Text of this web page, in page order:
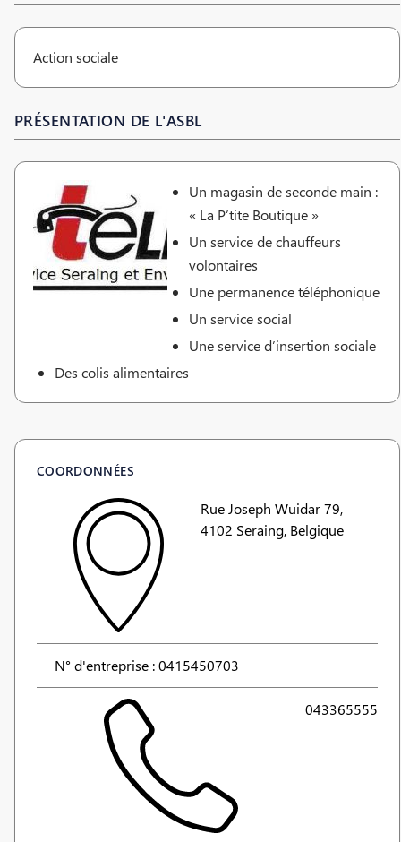
Action sociale
PRÉSENTATION DE L'ASBL
Un magasin de seconde main :
« La P’tite Boutique »
Un service de chauffeurs
volontaires
Une permanence téléphonique
Un service social
Une service d’insertion sociale
Des colis alimentaires
COORDONNÉES
Rue Joseph Wuidar 79,
4102 Seraing, Belgique
N° d'entreprise : 0415450703
043365555